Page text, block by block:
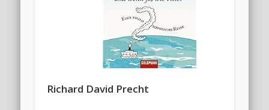
Richard David Precht